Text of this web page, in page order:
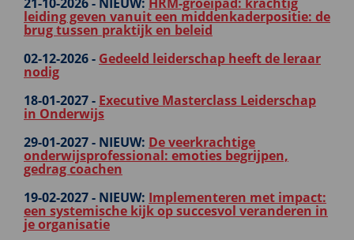
leiding geven vanuit een middenkaderpositie: de
brug tussen praktijk en beleid
02-12-2026 - Gedeeld leiderschap heeft de leraar
nodig
18-01-2027 - Executive Masterclass Leiderschap
in Onderwijs
29-01-2027 - NIEUW: De veerkrachtige
onderwijsprofessional: emoties begrijpen,
gedrag coachen
19-02-2027 - NIEUW: Implementeren met impact:
een systemische kijk op succesvol veranderen in
je organisatie